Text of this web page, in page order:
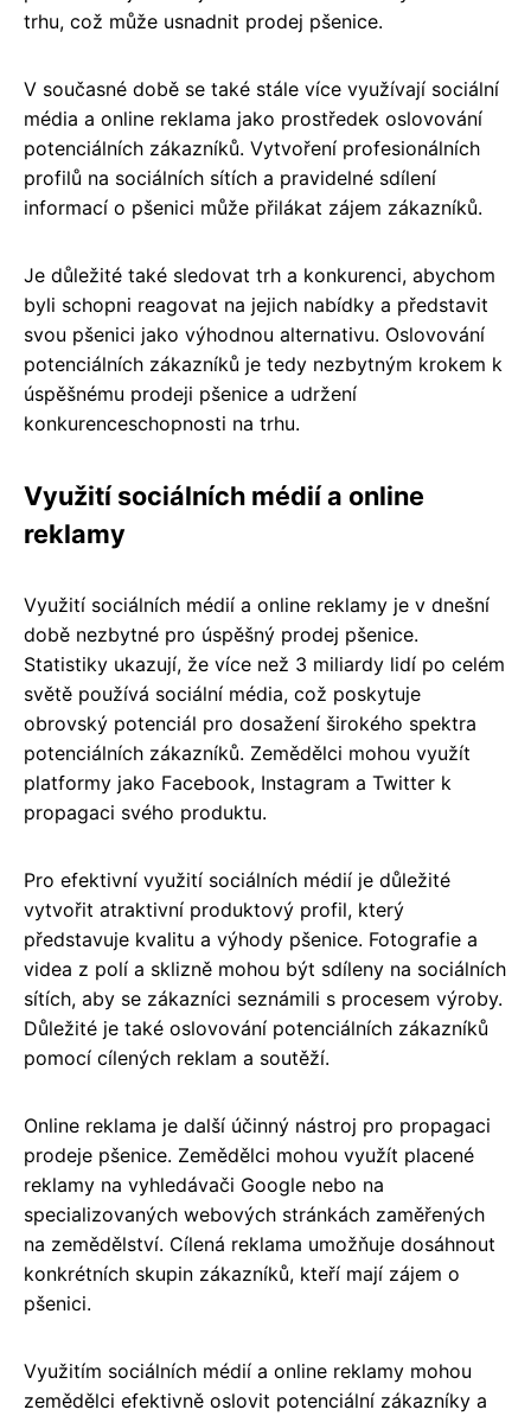
trhu, což může usnadnit prodej pšenice.
V současné době se také stále více využívají sociální
média a online reklama jako prostředek oslovování
potenciálních zákazníků. Vytvoření profesionálních
profilů na sociálních sítích a pravidelné sdílení
informací o pšenici může přilákat zájem zákazníků.
Je důležité také sledovat trh a konkurenci, abychom
byli schopni reagovat na jejich nabídky a představit
svou pšenici jako výhodnou alternativu. Oslovování
potenciálních zákazníků je tedy nezbytným krokem k
úspěšnému prodeji pšenice a udržení
konkurenceschopnosti na trhu.
Využití sociálních médií a online
reklamy
Využití sociálních médií a online reklamy je v dnešní
době nezbytné pro úspěšný prodej pšenice.
Statistiky ukazují, že více než 3 miliardy lidí po celém
světě používá sociální média, což poskytuje
obrovský potenciál pro dosažení širokého spektra
potenciálních zákazníků. Zemědělci mohou využít
platformy jako Facebook, Instagram a Twitter k
propagaci svého produktu.
Pro efektivní využití sociálních médií je důležité
vytvořit atraktivní produktový profil, který
představuje kvalitu a výhody pšenice. Fotografie a
videa z polí a sklizně mohou být sdíleny na sociálních
sítích, aby se zákazníci seznámili s procesem výroby.
Důležité je také oslovování potenciálních zákazníků
pomocí cílených reklam a soutěží.
Online reklama je další účinný nástroj pro propagaci
prodeje pšenice. Zemědělci mohou využít placené
reklamy na vyhledávači Google nebo na
specializovaných webových stránkách zaměřených
na zemědělství. Cílená reklama umožňuje dosáhnout
konkrétních skupin zákazníků, kteří mají zájem o
pšenici.
Využitím sociálních médií a online reklamy mohou
zemědělci efektivně oslovit potenciální zákazníky a